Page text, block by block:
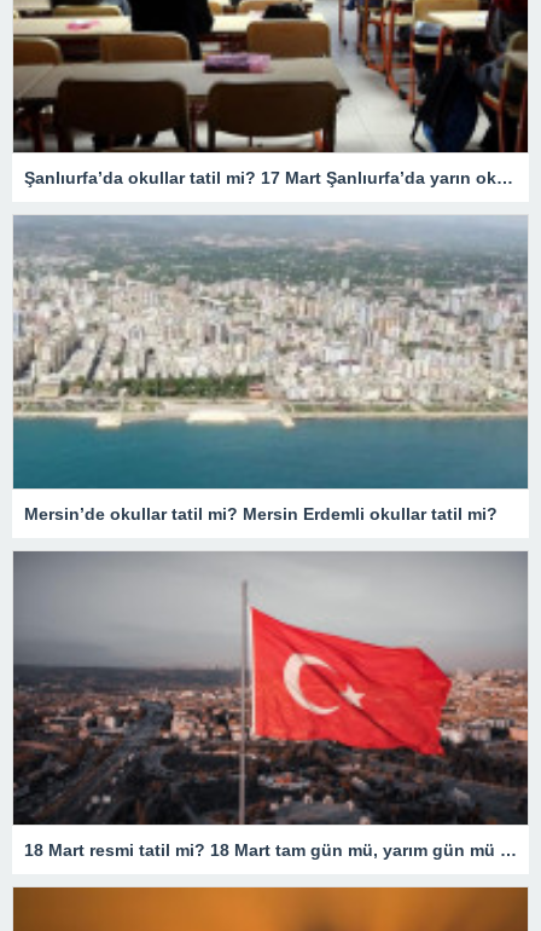
Şanlıurfa’da okullar tatil mi? 17 Mart Şanlıurfa’da yarın okullar tatil mi olacak? 17 Mart Cuma günü okullar hangi illerde tatil?
Mersin’de okullar tatil mi? Mersin Erdemli okullar tatil mi?
18 Mart resmi tatil mi? 18 Mart tam gün mü, yarım gün mü olacak? 18 Mart resmi tatil olarak mı geçiyor?